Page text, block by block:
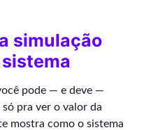
simulação
pode — e deve —
só pra ver o valor da
mostra como o sistema